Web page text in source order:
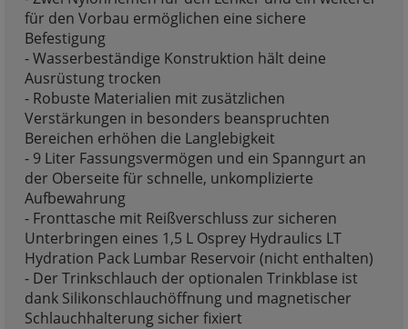
für den Vorbau ermöglichen eine sichere
Befestigung
- Wasserbeständige Konstruktion hält deine
Ausrüstung trocken
- Robuste Materialien mit zusätzlichen
Verstärkungen in besonders beanspruchten
Bereichen erhöhen die Langlebigkeit
- 9 Liter Fassungsvermögen und ein Spanngurt an
der Oberseite für schnelle, unkomplizierte
Aufbewahrung
- Fronttasche mit Reißverschluss zur sicheren
Unterbringen eines 1,5 L Osprey Hydraulics LT
Hydration Pack Lumbar Reservoir (nicht enthalten)
- Der Trinkschlauch der optionalen Trinkblase ist
dank Silikonschlauchöffnung und magnetischer
Schlauchhalterung sicher fixiert